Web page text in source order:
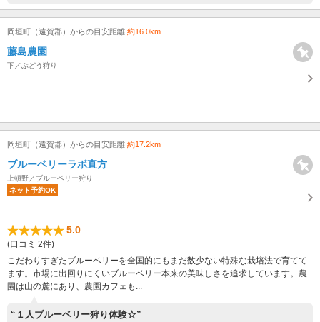
岡垣町（遠賀郡）からの目安距離 約16.0km
藤島農園
下／ぶどう狩り
岡垣町（遠賀郡）からの目安距離 約17.2km
ブルーベリーラボ直方
上頓野／ブルーベリー狩り
ネット予約OK
5.0
(口コミ 2件)
こだわりすぎたブルーベリーを全国的にもまだ数少ない特殊な栽培法で育てて
ます。市場に出回りにくいブルーベリー本来の美味しさを追求しています。農
園は山の麓にあり、農園カフェも...
“１人ブルーベリー狩り体験☆”